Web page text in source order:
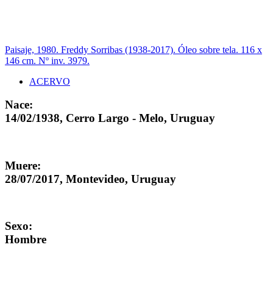
Paisaje, 1980. Freddy Sorribas (1938-2017). Óleo sobre tela. 116 x
146 cm. Nº inv. 3979.
ACERVO
Nace:
14/02/1938, Cerro Largo - Melo, Uruguay
Muere:
28/07/2017, Montevideo, Uruguay
Sexo:
Hombre